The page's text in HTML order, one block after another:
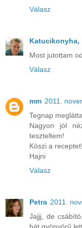
Válasz
Katucikonyha,
Most jutottam
Válasz
mm 2011.
Tegnap
Nagyon jól
teszteltem!
Köszi a receptet!
Hajni
Válasz
Petra 2011.
Jajjj, de